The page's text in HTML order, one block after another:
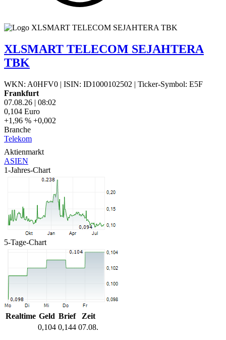
XLSMART TELECOM SEJAHTERA
TBK
WKN: A0HFV0 | ISIN: ID1000102502 | Ticker-Symbol: E5F
Frankfurt
07.08.26 | 08:02
0,104 Euro
+1,96 % +0,002
Branche
Telekom
Aktienmarkt
ASIEN
1-Jahres-Chart
5-Tage-Chart
Realtime Geld Brief
Zeit
0,104 0,144 07.08.